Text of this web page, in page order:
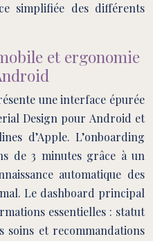
simplifiée des différents
et ergonomie
une interface épurée
Design pour Android et
d’Apple. L’onboarding
de 3 minutes grâce à un
automatique des
Le dashboard principal
essentielles : statut
soins et recommandations